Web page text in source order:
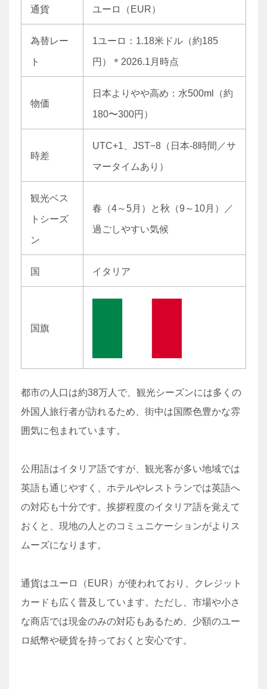
通貨 ユーロ（EUR）
為替レー
ト
1ユーロ：1.18米ドル（約185
円）＊2026.1月時点
物価
日本よりやや高め：水500ml（約
180〜300円）
時差
UTC+1、JST−8（日本-8時間／サ
マータイムあり）
観光ベス
トシーズ
ン
春（4～5月）と秋（9～10月）／
過ごしやすい気候
国 イタリア
国旗
都市の人口は約38万人で、観光シーズンには多くの
外国人旅行者が訪れるため、街中は国際色豊かな雰
囲気に包まれています。
公用語はイタリア語ですが、観光客が多い地域では
英語も通じやすく、ホテルやレストランでは英語へ
の対応も十分です。挨拶程度のイタリア語を覚えて
おくと、現地の人とのコミュニケーションがよりス
ムーズになります。
通貨はユーロ（EUR）が使われており、クレジット
カードも広く普及しています。ただし、市場や小さ
な商店では現金のみの対応もあるため、少額のユー
ロ紙幣や硬貨を持っておくと安心です。